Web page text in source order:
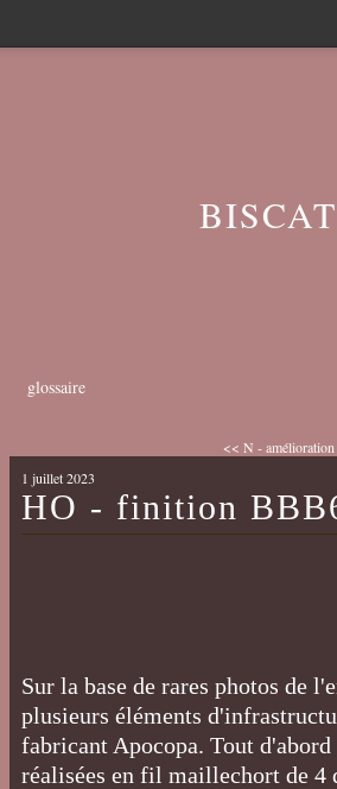
glossaire
<< N - amélioration
1 juillet 2023
HO - finition
Sur la base de rares photos de
plusieurs éléments
fabricant Apocopa. Tout
réalisées en fil maillechort de 4